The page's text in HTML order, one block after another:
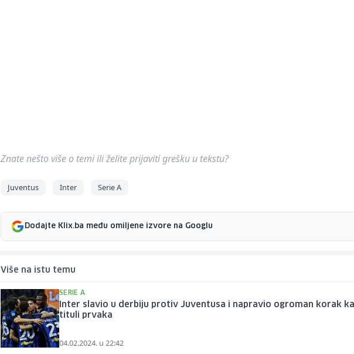
Znate nešto više o temi ili želite prijaviti grešku u tekstu?
Juventus Inter Serie A
Dodajte Klix.ba među omiljene izvore na Googlu
Više na istu temu
SERIE A
Inter slavio u derbiju protiv Juventusa i napravio ogroman korak
tituli prvaka
04.02.2024. u 22:42